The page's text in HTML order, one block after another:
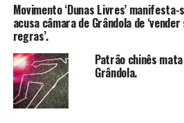
Movimento ‘Dunas Livres’ manifesta-
acusa câmara de Grândola de ‘vender
regras’.
Patrão chinês
Grândola.